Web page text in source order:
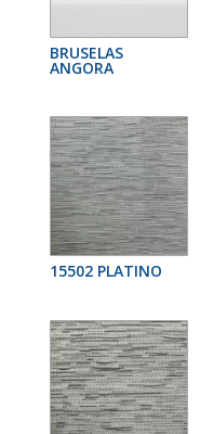
BRUSELAS
ANGORA
15502 PLATINO